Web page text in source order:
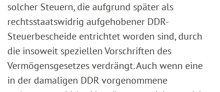
solcher Steuern, die aufgrund später als
rechtsstaatswidrig aufgehobener DDR-
Steuerbescheide entrichtet worden sind, durch
die insoweit speziellen Vorschriften des
Vermögensgesetzes verdrängt. Auch wenn eine
in der damaligen DDR vorgenommene